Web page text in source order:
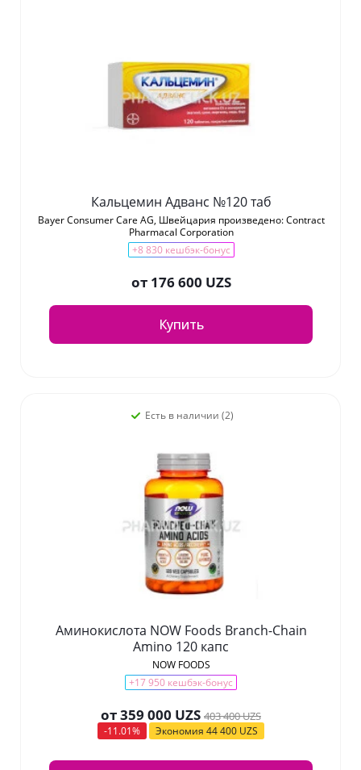
Кальцемин Адванс №120 таб
Bayer Consumer Care AG, Швейцария произведено: Contract
Pharmacal Corporation
+8 830 кешбэк-бонус
от 176 600 UZS
Купить
Есть в наличии (2)
Аминокислота NOW Foods Branch-Chain
Amino 120 капс
NOW FOODS
+17 950 кешбэк-бонус
от359 000 UZS 403 400 UZS
-11.01% Экономия 44 400 UZS